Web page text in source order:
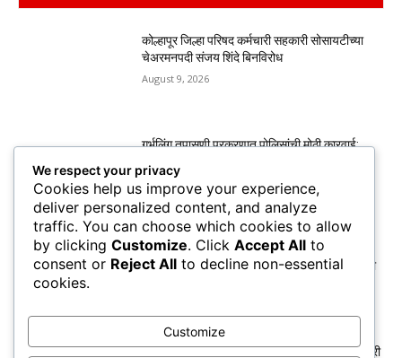
कोल्हापूर जिल्हा परिषद कर्मचारी सहकारी सोसायटीच्या
चेअरमनपदी संजय शिंदे बिनविरोध
August 9, 2026
गर्भलिंग तपासणी प्रकरणात पोलिसांची मोठी कारवाई;
August 9, 2026
केडीसीसी बँकेकडे ११,१९८ शेतकऱ्यांचे कर्जमाफीचे रु.
७४ कोटी जमा, बँकेचे अध्यक्ष व मंत्री हसन मुश्रीफ यांची
दिल्लीतील जंतर-मंतरवर BSNL कर्मचारी, निवृत्त कर्मचारी
We respect your privacy
Cookies help us improve your experience,
deliver personalized content, and analyze
traffic. You can choose which cookies to allow
by clicking Customize. Click Accept All to
consent or Reject All to decline non-essential
cookies.
Customize